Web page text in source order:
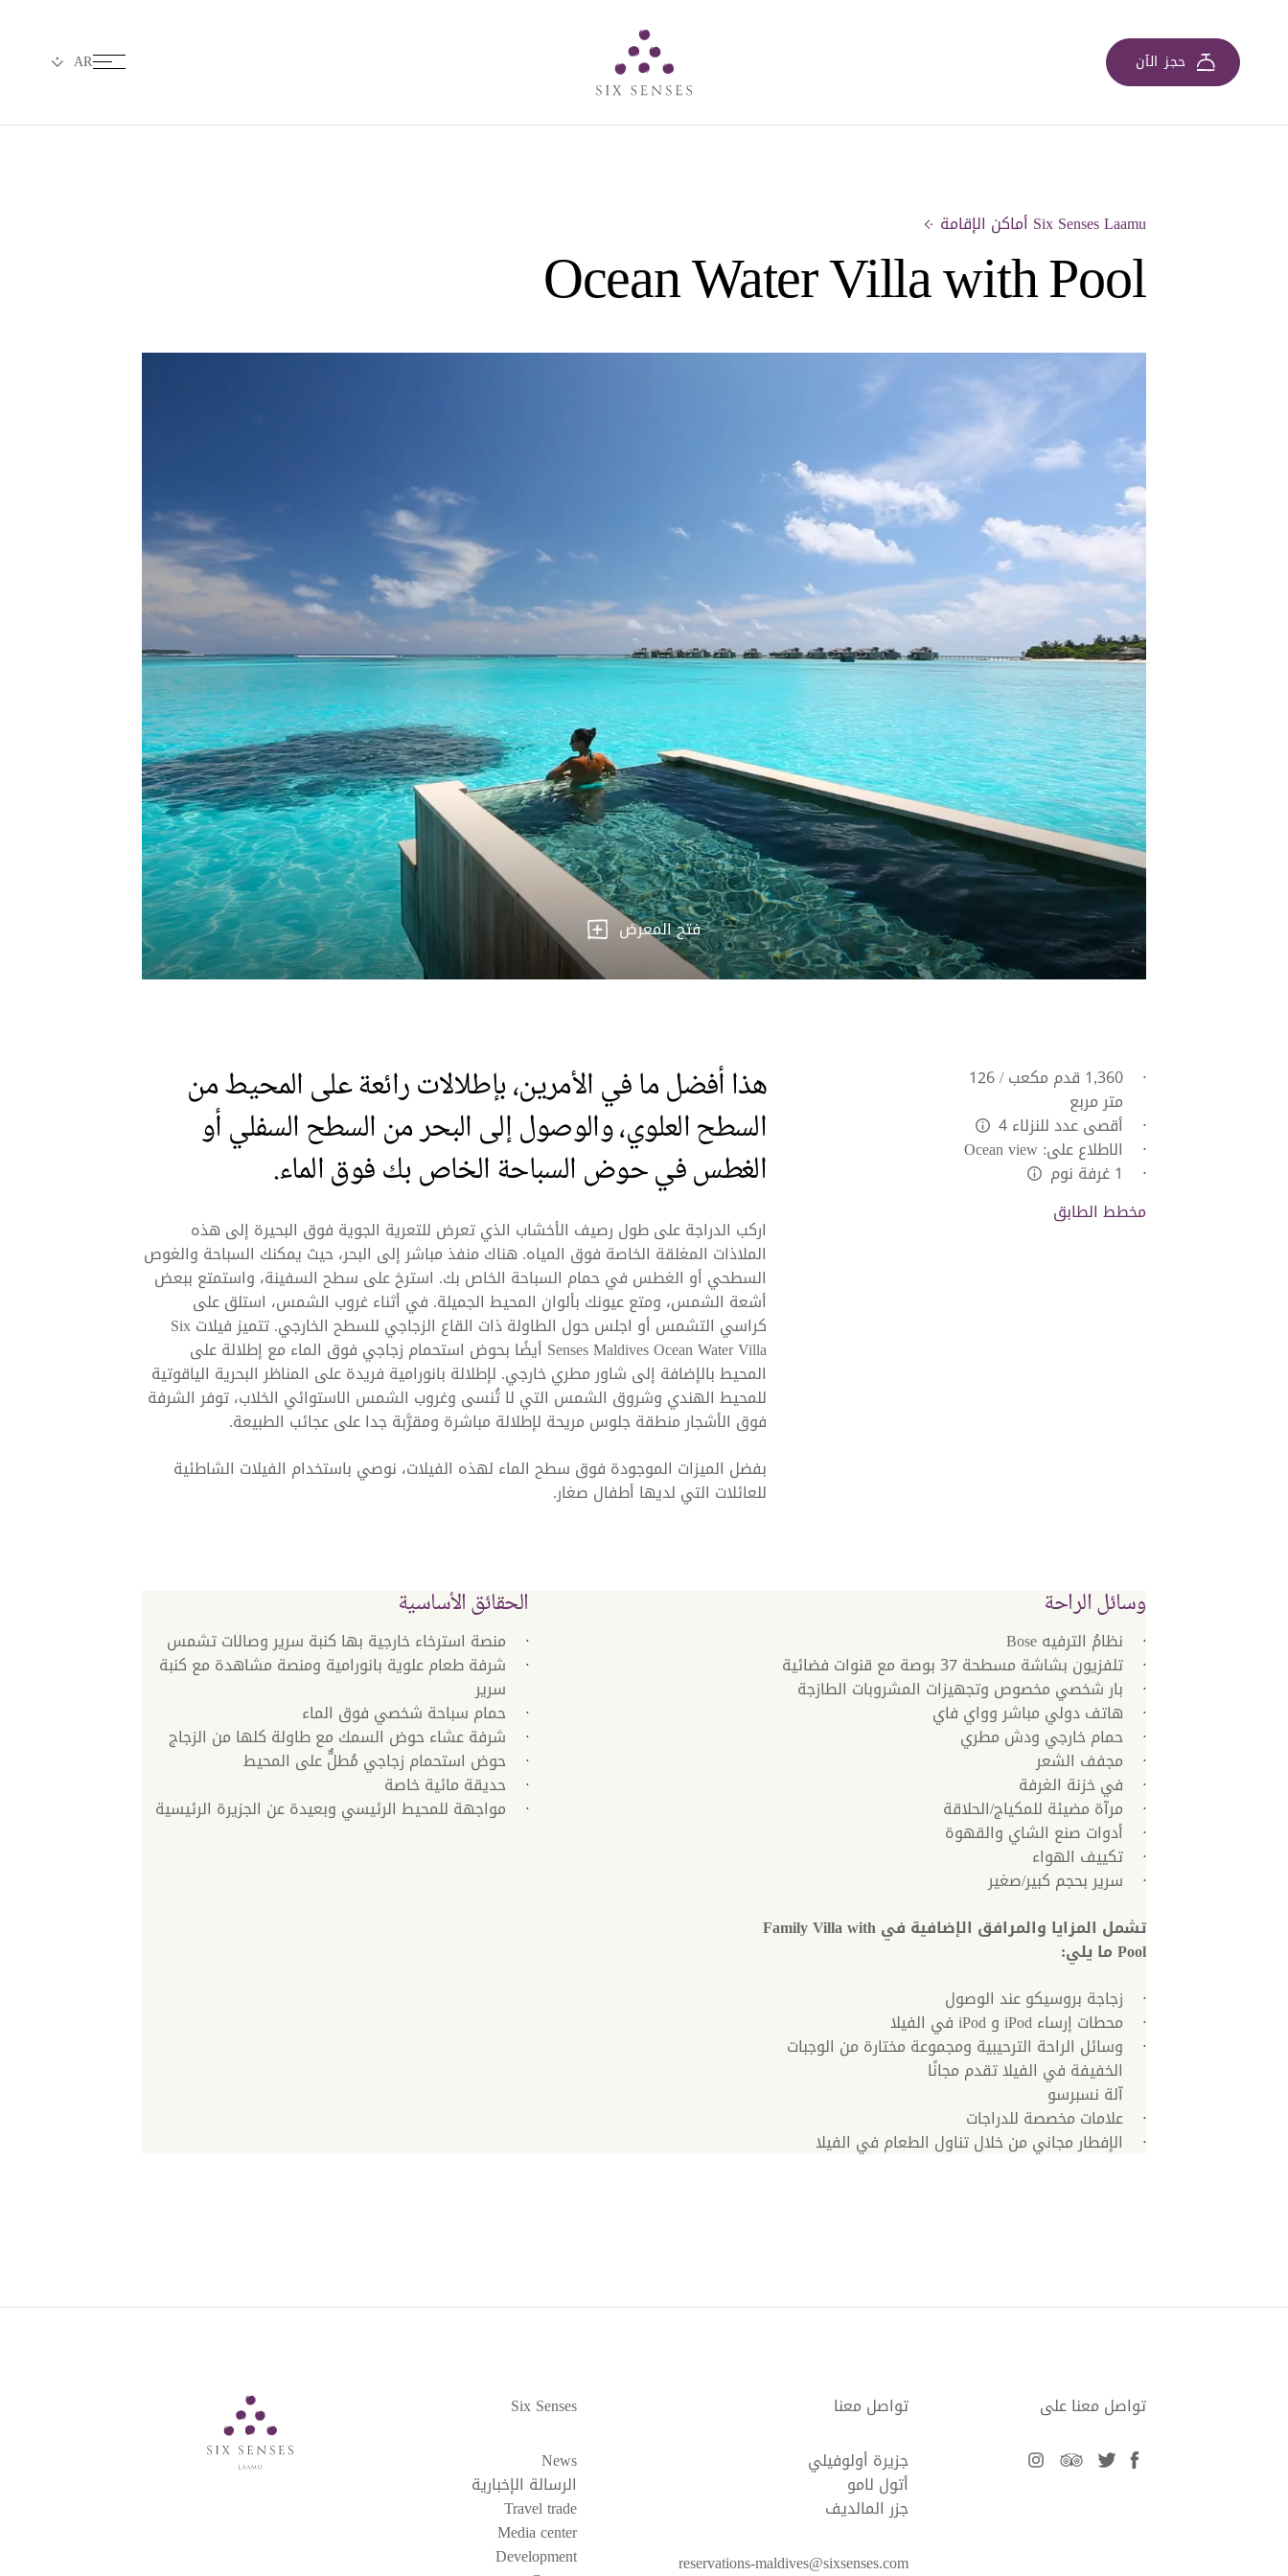
حجز الآن
Six Senses Laamu أماكن الإقامة
Ocean Water Villa with Pool
فتح المعرض
هذا أفضل ما في الأمرين، بإطلالات رائعة على المحيط من
السطح العلوي، والوصول إلى البحر من السطح السفلي أو
الغطس في حوض السباحة الخاص بك فوق الماء.
اركب الدراجة على طول رصيف الأخشاب الذي تعرض للتعرية الجوية فوق البحيرة إلى هذه
الملاذات المغلقة الخاصة فوق المياه. هناك منفذ مباشر إلى البحر، حيث يمكنك السباحة والغوص
السطحي أو الغطس في حمام السباحة الخاص بك. استرخ على سطح السفينة، واستمتع ببعض
أشعة الشمس، ومتع عيونك بألوان المحيط الجميلة. في أثناء غروب الشمس، استلق على
كراسي التشمس أو اجلس حول الطاولة ذات القاع الزجاجي للسطح الخارجي. تتميز فيلات Six
Senses Maldives Ocean Water Villa أيضًا بحوض استحمام زجاجي فوق الماء مع إطلالة على
المحيط بالإضافة إلى شاور مطري خارجي. لإطلالة بانورامية فريدة على المناظر البحرية الياقوتية
للمحيط الهندي وشروق الشمس التي لا تُنسى وغروب الشمس الاستوائي الخلاب، توفر الشرفة
فوق الأشجار منطقة جلوس مريحة لإطلالة مباشرة ومقرَّبة جدا على عجائب الطبيعة.
بفضل الميزات الموجودة فوق سطح الماء لهذه الفيلات، نوصي باستخدام الفيلات الشاطئية
للعائلات التي لديها أطفال صغار.
1,360 قدم مكعب / 126
متر مربع
أقصى عدد للنزلاء 4
الاطلاع على: Ocean view
1 غرفة نوم
مخطط الطابق
وسائل الراحة
نظامُ الترفيه Bose
تلفزيون بشاشة مسطحة 37 بوصة مع قنوات فضائية
بار شخصي مخصوص وتجهيزات المشروبات الطازجة
هاتف دولي مباشر وواي فاي
حمام خارجي ودش مطري
مجفف الشعر
في خزنة الغرفة
مرآة مضيئة للمكياج/الحلاقة
أدوات صنع الشاي والقهوة
تكييف الهواء
سرير بحجم كبير/صغير
تشمل المزايا والمرافق الإضافية في Family Villa with
Pool ما يلي:
زجاجة بروسيكو عند الوصول
محطات إرساء iPod و iPod في الفيلا
وسائل الراحة الترحيبية ومجموعة مختارة من الوجبات
الخفيفة في الفيلا تقدم مجانًا
آلة نسبرسو
علامات مخصصة للدراجات
الإفطار مجاني من خلال تناول الطعام في الفيلا
الحقائق الأساسية
منصة استرخاء خارجية بها كنبة سرير وصالات تشمس
شرفة طعام علوية بانورامية ومنصة مشاهدة مع كنبة
سرير
حمام سباحة شخصي فوق الماء
شرفة عشاء حوض السمك مع طاولة كلها من الزجاج
حوض استحمام زجاجي مُطلٌّ على المحيط
حديقة مائية خاصة
مواجهة للمحيط الرئيسي وبعيدة عن الجزيرة الرئيسية
Six Senses
News
الرسالة الإخبارية
Travel trade
Media center
Development
تواصل معنا
جزيرة أولوفيلي
أتول لامو
جزر المالديف
reservations-maldives@sixsenses.com
تواصل معنا على
facebook
twitter
tripadvisor